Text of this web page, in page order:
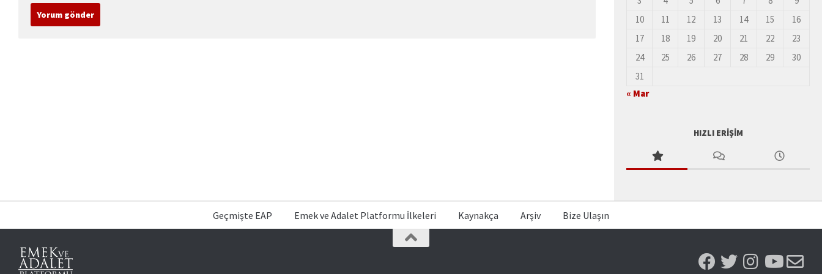
10
11 12 13 14 15
16
17
18 19 20 21 22
23
24
25 26 27 28 29
30
31
« Mar
HIZLI ERIŞIM
Geçmişte EAP Emek ve Adalet Platformu İlkeleri Kaynakça Arşiv Bize Ulaşın